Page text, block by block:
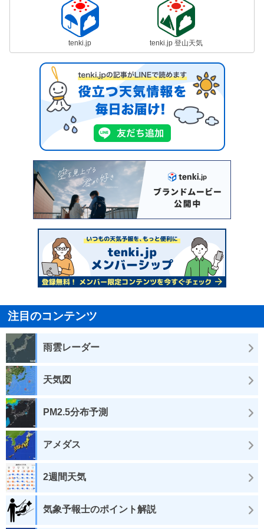
tenki.jp tenki.jp 登山天気
注目のコンテンツ
雨雲レーダー
天気図
PM2.5分布予測
アメダス
2週間天気
気象予報士のポイント解説